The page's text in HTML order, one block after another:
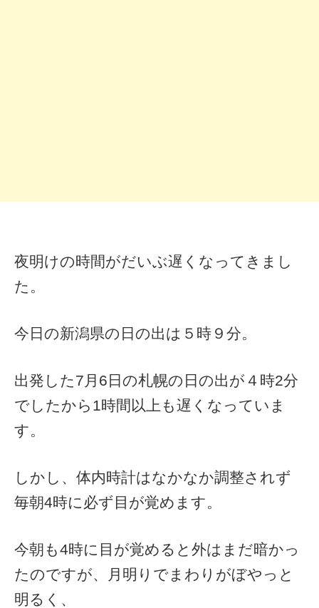
夜明けの時間がだいぶ遅くなってきまし
た。
今日の新潟県の日の出は５時９分。
出発した7月6日の札幌の日の出が４時2分
でしたから1時間以上も遅くなっていま
す。
しかし、体内時計はなかなか調整されず
毎朝4時に必ず目が覚めます。
今朝も4時に目が覚めると外はまだ暗かっ
たのですが、月明りでまわりがぼやっと
明るく、